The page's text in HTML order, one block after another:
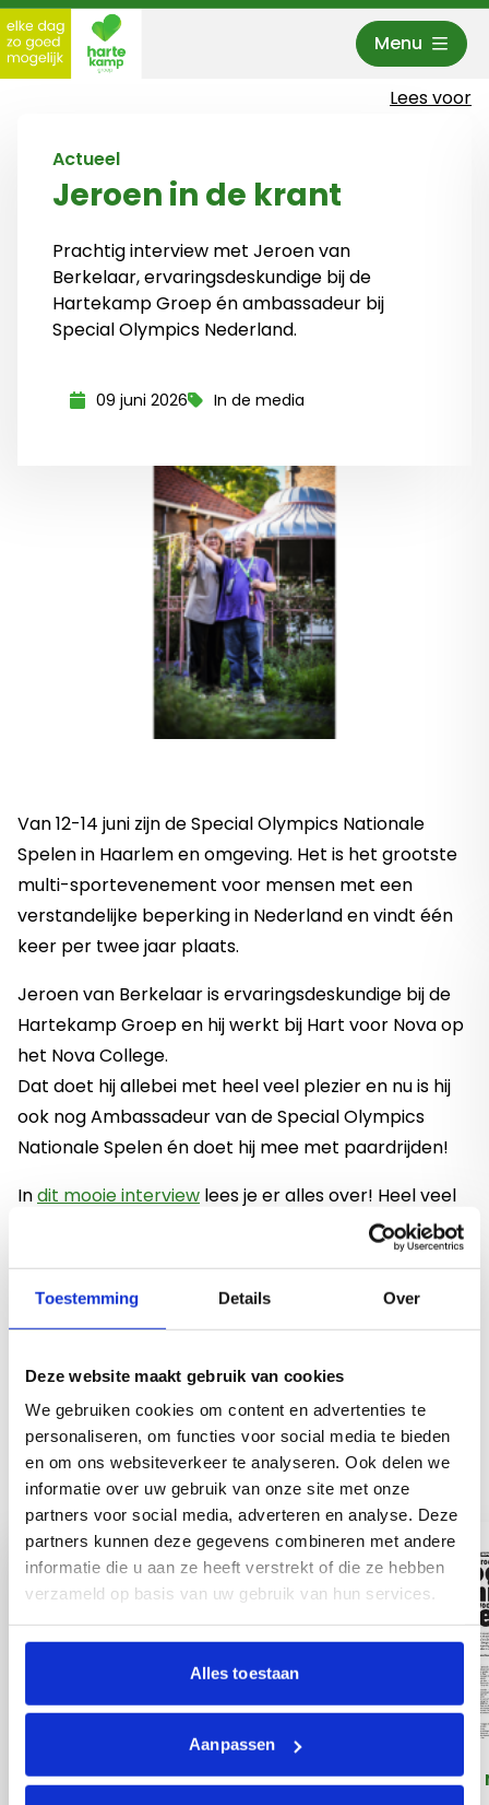
Toestemming Details Over
Deze website maakt gebruik van cookies
We gebruiken cookies om content en advertenties te
personaliseren, om functies voor social media te bieden
en om ons websiteverkeer te analyseren. Ook delen we
informatie over uw gebruik van onze site met onze
partners voor social media, adverteren en analyse. Deze
partners kunnen deze gegevens combineren met andere
informatie die u aan ze heeft verstrekt of die ze hebben
verzameld op basis van uw gebruik van hun services.
Alles toestaan
Aanpassen
Menu
Lees voor
Jeroen in de krant
Actueel
Prachtig interview met Jeroen van
Berkelaar, ervaringsdeskundige bij de
Hartekamp Groep én ambassadeur bij
Special Olympics Nederland.
09 juni 2026 In de media
Van 12-14 juni zijn de Special Olympics Nationale
Spelen in Haarlem en omgeving. Het is het grootste
multi-sportevenement voor mensen met een
verstandelijke beperking in Nederland en vindt één
keer per twee jaar plaats.
Jeroen van Berkelaar is ervaringsdeskundige bij de
Hartekamp Groep en hij werkt bij Hart voor Nova op
het Nova College.
Dat doet hij allebei met heel veel plezier en nu is hij
ook nog Ambassadeur van de Special Olympics
Nationale Spelen én doet hij mee met paardrijden!
Indit mooie interview lees je er alles over! Heel veel
Gerelateerd nieuws
Nieuws
Twee keer in de krant In het